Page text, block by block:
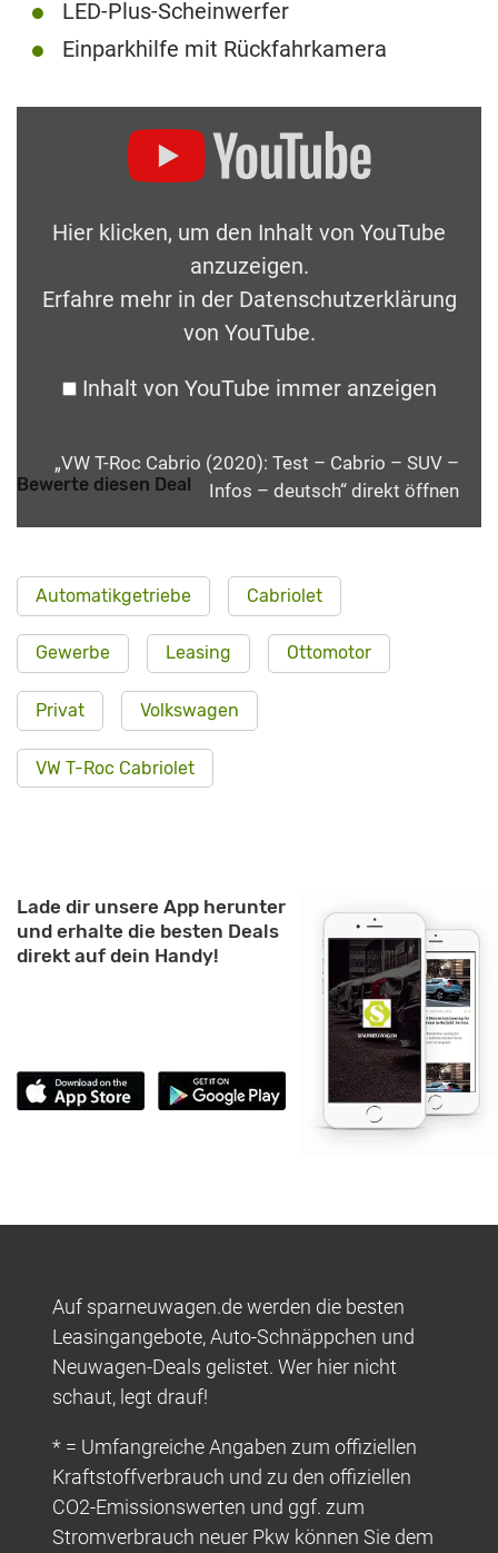
LED-Plus-Scheinwerfer
Einparkhilfe mit Rückfahrkamera
Hier klicken, um den Inhalt von YouTube
anzuzeigen.
Erfahre mehr in der Datenschutzerklärung
von YouTube.
Inhalt von YouTube immer anzeigen
„VW T-Roc Cabrio (2020): Test – Cabrio – SUV –
Infos – deutsch“ direkt öffnen
Bewerte diesen Deal
Automatikgetriebe Cabriolet
Gewerbe Leasing Ottomotor
Privat Volkswagen
VW T-Roc Cabriolet
Lade dir unsere App herunter
und erhalte die besten Deals
direkt auf dein Handy!
Auf sparneuwagen.de werden die besten
Leasingangebote, Auto-Schnäppchen und
Neuwagen-Deals gelistet. Wer hier nicht
schaut, legt drauf!
* = Umfangreiche Angaben zum offiziellen
Kraftstoffverbrauch und zu den offiziellen
CO2-Emissionswerten und ggf. zum
Stromverbrauch neuer Pkw können Sie dem